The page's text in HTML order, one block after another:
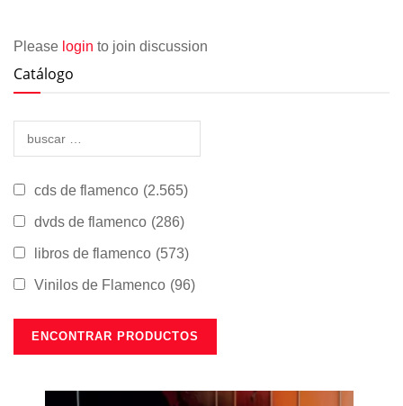
Please login to join discussion
Catálogo
cds de flamenco (2.565)
dvds de flamenco (286)
libros de flamenco (573)
Vinilos de Flamenco (96)